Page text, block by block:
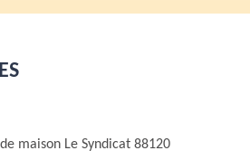
maison Le Syndicat 88120